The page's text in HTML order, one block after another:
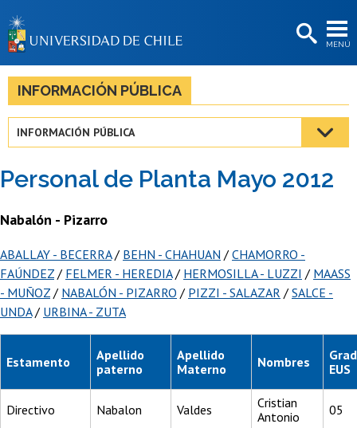
MENÚ
BIBLIOTECAS
LA UNIVERSIDAD
Estudiantes
Académicas/os
INFORMACIÓN PÚBLICA
INFORMACIÓN PÚBLICA
Personal de Planta Mayo 2012
Nabalón - Pizarro
ABALLAY - BECERRA/ BEHN - CHAHUAN / CHAMORRO -
FAÚNDEZ / FELMER - HEREDIA/ HERMOSILLA - LUZZI / MAASS
- MUÑOZ / NABALÓN - PIZARRO / PIZZI - SALAZAR / SALCE -
UNDA/ URBINA - ZUTA
Estamento
Apellido
paterno
Apellido
Materno
Nombres
EUS
Directivo Nabalon Valdes
Cristian
Antonio
05